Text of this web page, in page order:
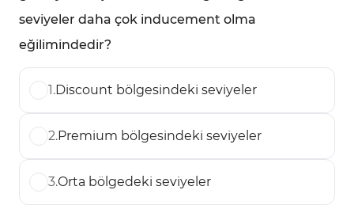
seviyeler daha çok inducement olma
eğilimindedir?
1.Discount bölgesindeki seviyeler
2.Premium bölgesindeki seviyeler
3.Orta bölgedeki seviyeler